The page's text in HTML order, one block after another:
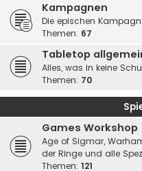
Kampagnen
Die epischen
Themen: 67
Tabletop
Alles, was in keine
Themen: 70
Games Workshop
Age of Sigmar,
der Ringe und alle
Themen: 121